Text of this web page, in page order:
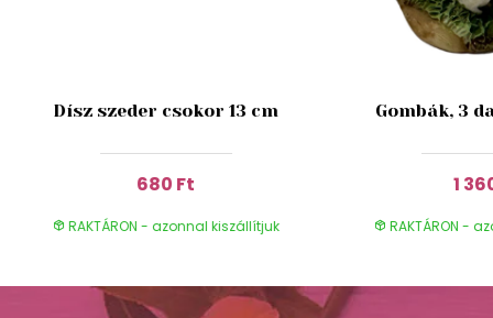
Dísz szeder csokor 13 cm
680 Ft
RAKTÁRON - azonnal kiszállítjuk
Gombák, 3
1
RAKTÁRON -